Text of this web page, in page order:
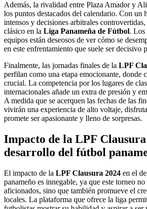
Además, la rivalidad entre Plaza Amador y
los puntos destacados del calendario. Con un
intensos y decisiones arbitrales
clásico en la Liga Panameña de Fútbol. Los
equipos están deseosos de ver cómo se
en este enfrentamiento que suele ser decisivo
Finalmente, las jornadas finales de la LPF
perfilan como una etapa emocionante, donde
crucial. La competencia por los lugares de
internacionales añade un extra de presión y
A medida que se acerquen las fechas de las
vivirán una experiencia de alto voltaje,
promete ser apasionante y lleno de sorpresas.
Impacto de la LPF Clausura
desarrollo del fútbol
El impacto de la LPF Clausura 2024 en el
panameño es innegable, ya que este torneo
aficionados, sino que también promueve el
locales. La plataforma que ofrece la liga